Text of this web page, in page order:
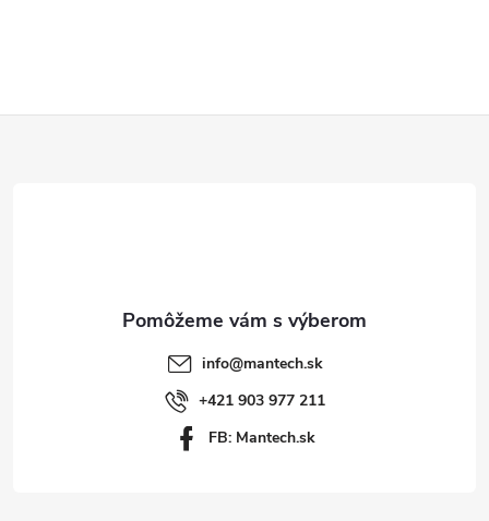
info@mantech.sk
+421 903 977 211
FB: Mantech.sk